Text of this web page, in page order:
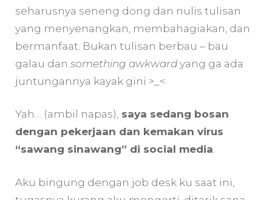
seharusnya seneng dong dan nulis tulisan
yang menyenangkan, membahagiakan, dan
bermanfaat. Bukan tulisan berbau – bau
galau dan something awkwardyang ga ada
juntungannya kayak gini >_<
Yah… (ambil napas), saya sedang bosan
dengan pekerjaan dan kemakan virus
“sawang sinawang” di social media.
Aku bingung dengan job desk ku saat ini,